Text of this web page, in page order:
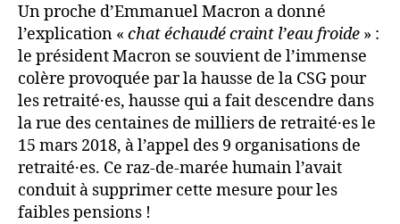
Un proche d’Emmanuel Macron a donné
l’explication « chat échaudé craint l’eau froide » :
le président Macron se souvient de l’immense
colère provoquée par la hausse de la CSG pour
les retraité·es, hausse qui a fait descendre dans
la rue des centaines de milliers de retraité·es le
15 mars 2018, à l’appel des 9 organisations de
retraité·es. Ce raz-de-marée humain l’avait
conduit à supprimer cette mesure pour les
faibles pensions !